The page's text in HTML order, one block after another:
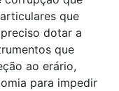
que
dotar a
que
ao erário,
para impedir